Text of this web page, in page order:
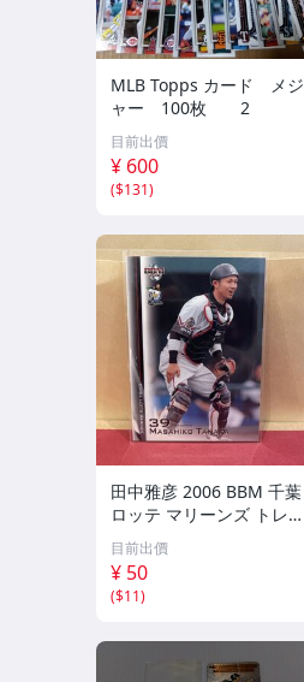
MLB Topps カード メジ
ャー 100枚 2
目前出價
¥ 600
($131)
田中雅彦 2006 BBM 千葉
ロッテ マリーンズ トレカ
プロ野球 カード M37 スポ
ーツ アスリート トレーデ
ィングカード NPB
目前出價
¥ 50
($11)